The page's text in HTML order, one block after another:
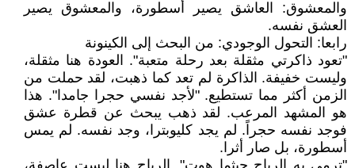
والمعشوق: العاشق يصير أسطورة، والمعشوق يصير
العشق نفسه.
رابعا: التحول الوجودي: من البحث إلى الكينونة
"تعود ذاكرتي مثقلة بعد رحلة متعبة". العودة هنا مثقلة،
وليست خفيفة. الذاكرة لم تعد كما ذهبت، لقد حملت من
الزمن أكثر مما تستطيع. "لأجد نفسي حجرا جامدا". هذا
هو المشهد المرعب. لقد ذهب يبحث عن قطرة عشق
فوجد نفسه حجراً. لم يجد كليوبترا، وجد نفسه. لم يمس
أسطورة، بل صار أثرا.